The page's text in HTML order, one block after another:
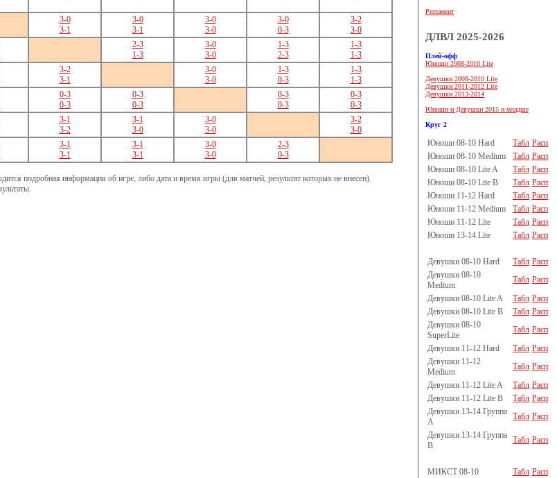
3-0
3-1
3-0
3-1
3-0
3-0
3-0
0-3
3-2
3-0
2-3
1-3
3-0
3-0
1-3
2-3
1-3
1-3
3-2
3-1
3-0
3-0
1-3
0-3
1-3
1-3
0-3
0-3
0-3
0-3
0-3
0-3
0-3
0-3
3-1
3-2
3-1
3-0
3-0
3-0
3-2
3-0
3-1
3-1
3-1
3-1
3-0
3-0
2-3
0-3
подробная информация об игре, либо дата и время игры (для матчей, результат которых не внесен).
Регламент
ДЛВЛ 2025-2026
Плей-офф
Юноши 2008-2010 Lite
Девушки 2008-2010 Lite
Девушки 2011-2012 Lite
Девушки 2013-2014
Юноши и Девушки 2015 и младше
Круг 2
Юноши 08-10 Hard Табл Расп
Юноши 08-10 Medium
Табл Расп
Юноши 08-10 Lite A
Табл Расп
Юноши 08-10 Lite B
Табл Расп
Юноши 11-12 Hard
Табл Расп
Юноши 11-12 Medium
Табл Расп
Юноши 11-12 Lite
Табл Расп
Юноши 13-14 Lite
Табл Расп
Девушки 08-10 Hard Табл Расп
Девушки 08-10
Medium
Табл Расп
Девушки 08-10 Lite A
Табл Расп
Девушки 08-10 Lite B
Табл Расп
Девушки 08-10
SuperLite
Табл Расп
Девушки 11-12 Hard
Табл Расп
Девушки 11-12
Medium
Табл Расп
Девушки 11-12 Lite A
Табл Расп
Девушки 11-12 Lite B
Табл Расп
Девушки 13-14 Группа
A
Табл Расп
Девушки 13-14 Группа
B
Табл Расп
МИКСТ 08-10 Табл Расп